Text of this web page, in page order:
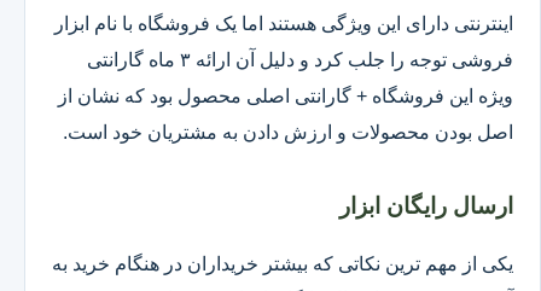
اینترنتی دارای این ویژگی هستند اما یک فروشگاه با نام ابزار
فروشی توجه را جلب کرد و دلیل آن ارائه ۳ ماه گارانتی
ویژه این فروشگاه + گارانتی اصلی محصول بود که نشان از
اصل بودن محصولات و ارزش دادن به مشتریان خود است.
ارسال رایگان ابزار
یکی از مهم ترین نکاتی که بیشتر خریداران در هنگام خرید به